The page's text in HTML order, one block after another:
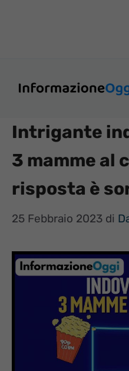
Intrigante
3 mamme al
risposta è
25 Febbraio 2023 di